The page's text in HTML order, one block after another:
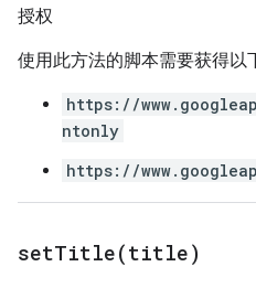
授权
使用此方法的脚本需要获得以
https://
ntonly
https://
setTitle(title)